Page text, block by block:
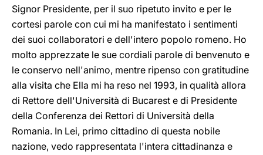
Signor Presidente, per il suo ripetuto invito e per le
cortesi parole con cui mi ha manifestato i sentimenti
dei suoi collaboratori e dell'intero popolo romeno. Ho
molto apprezzate le sue cordiali parole di benvenuto e
le conservo nell'animo, mentre ripenso con gratitudine
alla visita che Ella mi ha reso nel 1993, in qualità allora
di Rettore dell'Università di Bucarest e di Presidente
della Conferenza dei Rettori di Università della
Romania. In Lei, primo cittadino di questa nobile
nazione, vedo rappresentata l'intera cittadinanza e